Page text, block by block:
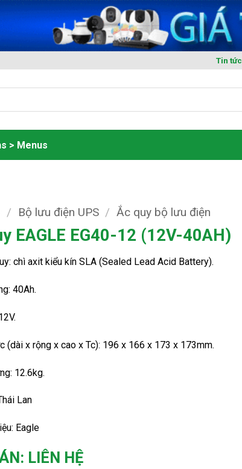
Tin tức
> Menus
/ Bộ lưu điện UPS / Ắc quy bộ lưu điện
EAGLE EG40-12 (12V-40AH)
chì axit kiểu kín SLA (Sealed Lead Acid Battery).
40Ah.
(dài x rộng x cao x Tc): 196 x 166 x 173 x 173mm.
12.6kg.
Lan
Eagle
LIÊN HỆ